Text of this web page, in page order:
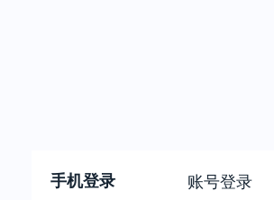
手机登录 账号登录